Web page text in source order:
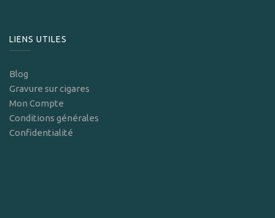
LIENS UTILES
Blog
Gravure sur cigares
Mon Compte
Conditions générales
Confidentialité